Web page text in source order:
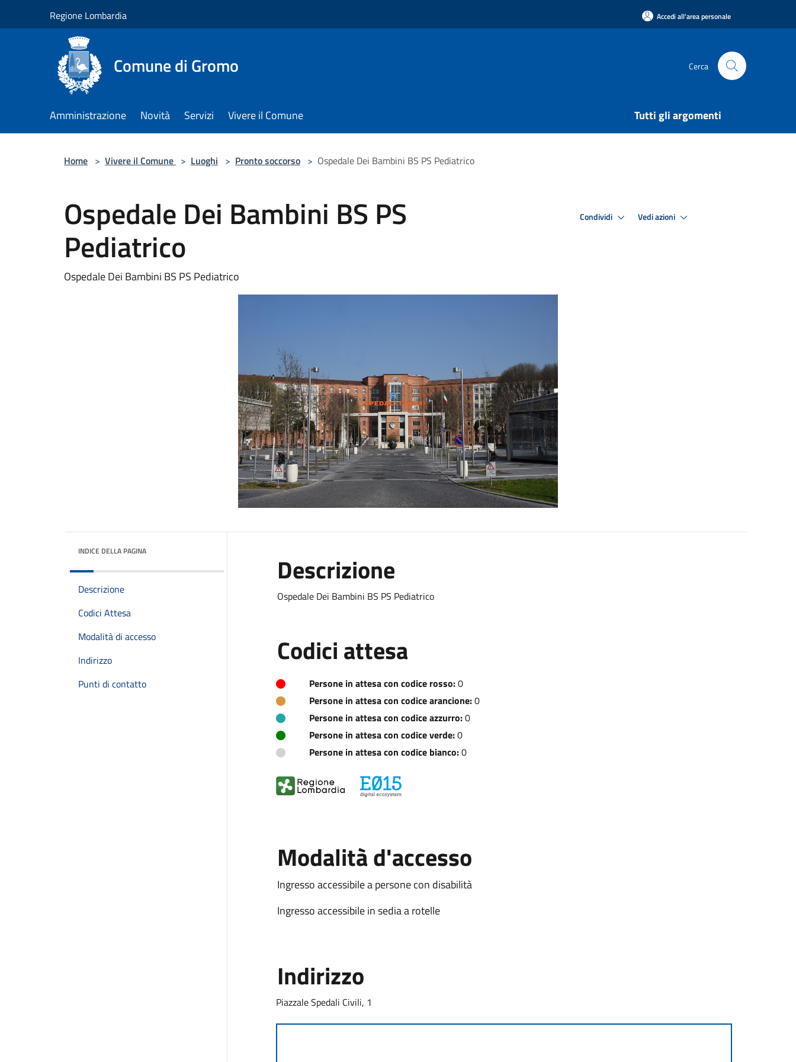
Regione Lombardia Accedi all'area personale
Comune di Gromo Cerca
Amministrazione Novità Servizi Vivere il Comune Tutti gli argomenti
Home > Vivere il Comune > Luoghi > Pronto soccorso > Ospedale Dei Bambini BS PS Pediatrico
Ospedale Dei Bambini BS PS
Pediatrico
Ospedale Dei Bambini BS PS Pediatrico
Condividi Vedi azioni
INDICE DELLA PAGINA
Descrizione
Codici Attesa
Modalità di accesso
Indirizzo
Punti di contatto
Descrizione
Ospedale Dei Bambini BS PS Pediatrico
Codici attesa
Persone in attesa con codice rosso:0
Persone in attesa con codice arancione:0
Persone in attesa con codice azzurro:0
Persone in attesa con codice verde:0
Persone in attesa con codice bianco:0
Modalità d'accesso
Ingresso accessibile a persone con disabilità
Ingresso accessibile in sedia a rotelle
Indirizzo
Piazzale Spedali Civili, 1